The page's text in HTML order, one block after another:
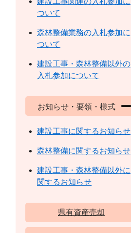
ついて
森林整備業務の入札参加に
ついて
建設工事・森林整備以外の
入札参加について
お知らせ・要領・様式
建設工事に関するお知らせ
森林整備に関するお知らせ
建設工事・森林整備以外に
関するお知らせ
県有資産売却